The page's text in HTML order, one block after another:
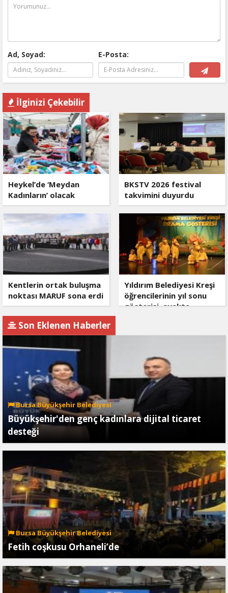
Ad, Soyad: E-Posta:
İlginizi Çekebilir
Heykel’de ‘Meydan
Kadınların’ olacak
BKSTV 2026 festival
takvimini duyurdu
Kentlerin ortak buluşma
noktası MARUF sona erdi
Yıldırım Belediyesi Kreşi
öğrencilerinin yıl sonu
gösterisi, ayakta
Son Eklenen Haberler
Bursa Büyükşehir Belediyesi
Büyükşehir'den genç kadınlara dijital ticaret
desteği
Bursa Büyükşehir Belediyesi
Fetih coşkusu Orhaneli’de